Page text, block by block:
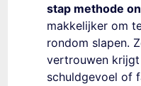
stap methode
makkelijker om
rondom slapen.
vertrouwen
schuldgevoel of